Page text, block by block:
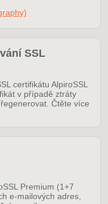
SSL
certifikátu AlpiroSSL
v případě ztráty
Čtěte více
Premium (1+7
e-mailových adres,